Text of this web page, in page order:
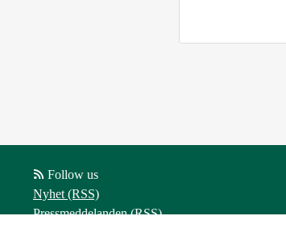
Follow us
Nyhet (RSS)
Pressmeddelanden (RSS)